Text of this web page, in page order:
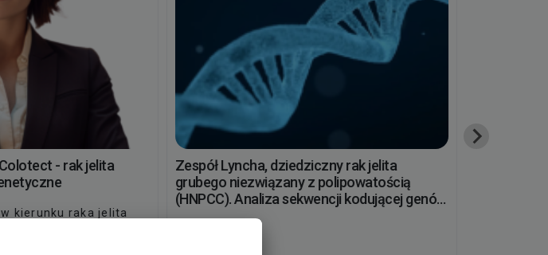
- rak jelita
kierunku raka jelita
Zespół Lyncha, dziedziczny rak jelita
grubego niezwiązany z polipowatością
(HNPCC). Analiza sekwencji kodującej genów
MLH1,MSH2,MSH6 i PMS2 z wykorzystaniem